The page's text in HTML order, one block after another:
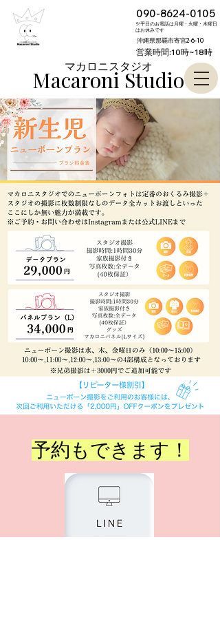
090-8624-0105
※平日のお電話は月曜・火曜・木曜日
はお休みです
沖縄県那覇市寄宮2-6-10
営業時間:10時~18時
Macaroni Studio
​マカロニスタジオ
​予約もできます！